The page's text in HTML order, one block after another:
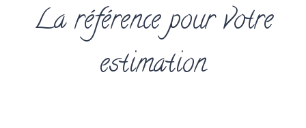
La référence pour votre
estimation